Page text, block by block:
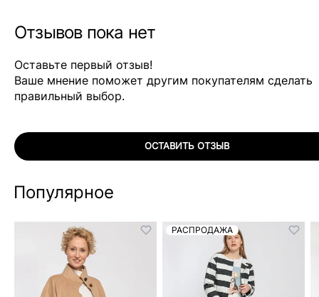
Отзывов пока нет
Оставьте первый отзыв!
Ваше мнение поможет другим покупателям сделать
правильный выбор.
ОСТАВИТЬ ОТЗЫВ
Популярное
РАСПРОДАЖА